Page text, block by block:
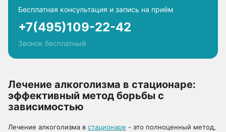
Бесплатная консультация и запись на приём
+7(495)109-22-42
Звонок бесплатный
Лечение алкоголизма в стационаре:
эффективный метод борьбы с
зависимостью
Лечение алкоголизма в стационаре - это полноценный метод,